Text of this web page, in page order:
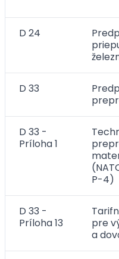
D 24
D 33
D 33 -
Príloha 1
P-4)
D 33 -
Príloha 13
pre
a